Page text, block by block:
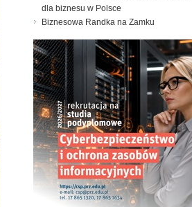
dla biznesu w Polsce
Biznesowa Randka na Zamku